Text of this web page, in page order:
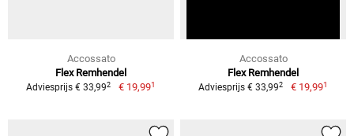
Accossato
Flex Remhendel
Adviesprijs € 33,992 € 19,991
Accossato
Flex Remhendel
Adviesprijs € 33,992 € 19,991